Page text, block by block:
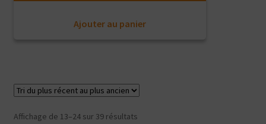
Ajouter au panier
Affichage de 13–24 sur 39 résultatsTrié